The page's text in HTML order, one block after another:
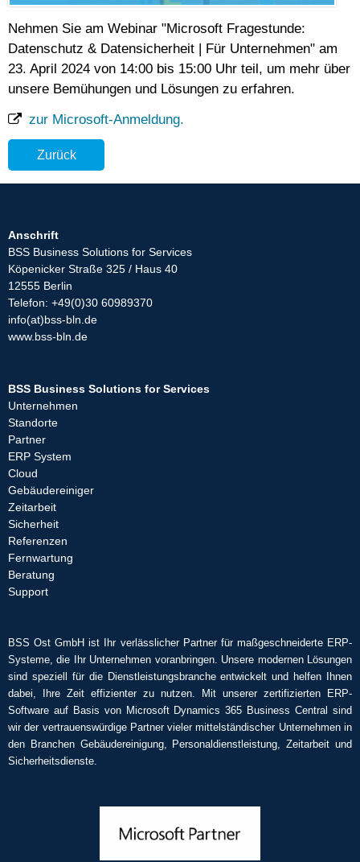
Nehmen Sie am Webinar "Microsoft Fragestunde:
Datenschutz & Datensicherheit | Für Unternehmen" am
23. April 2024 von 14:00 bis 15:00 Uhr teil, um mehr über
unsere Bemühungen und Lösungen zu erfahren.
zur Microsoft-Anmeldung.
Zurück
Anschrift
BSS Business Solutions for Services
Köpenicker Straße 325 / Haus 40
12555 Berlin
Telefon: +49(0)30 60989370
info(at)bss-bln.de
www.bss-bln.de
BSS Business Solutions for Services
Unternehmen
Standorte
Partner
ERP System
Cloud
Gebäudereiniger
Zeitarbeit
Sicherheit
Referenzen
Fernwartung
Beratung
Support
BSS Ost GmbH ist Ihr verlässlicher Partner für maßgeschneiderte ERP-
Systeme, die Ihr Unternehmen voranbringen. Unsere modernen Lösungen
sind speziell für die Dienstleistungsbranche entwickelt und helfen Ihnen
dabei, Ihre Zeit effizienter zu nutzen. Mit unserer zertifizierten ERP-
Software auf Basis von Microsoft Dynamics 365 Business Central sind
wir der vertrauenswürdige Partner vieler mittelständischer Unternehmen in
den Branchen Gebäudereinigung, Personaldienstleistung, Zeitarbeit und
Sicherheitsdienste.